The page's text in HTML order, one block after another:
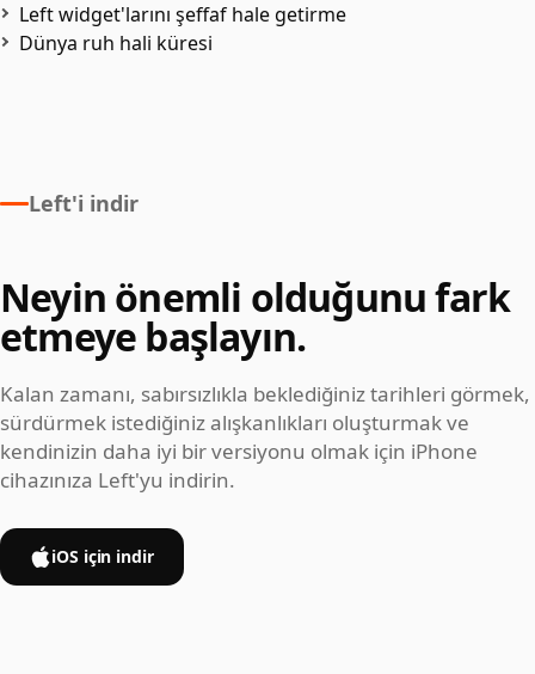
Left widget'larını şeffaf hale getirme
Dünya ruh hali küresi
Left'i indir
Neyin önemli olduğunu fark
etmeye başlayın.
Kalan zamanı, sabırsızlıkla beklediğiniz tarihleri görmek,
sürdürmek istediğiniz alışkanlıkları oluşturmak ve
kendinizin daha iyi bir versiyonu olmak için iPhone
cihazınıza Left'yu indirin.
iOS için indir